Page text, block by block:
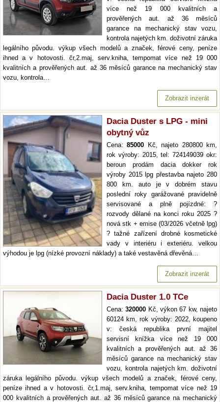
více než 19 000 kvalitních a
prověřených aut. až 36 měsíců
garance na mechanický stav vozu,
kontrola najetých km. doživotní záruka
legálního původu. výkup všech modelů a značek, férové ceny, peníze
ihned a v hotovosti. čr,2.maj, serv.kniha, tempomat více než 19 000
kvalitních a prověřených aut. až 36 měsíců garance na mechanický stav
vozu, kontrola…
Zobrazit inzerát
Dacia Duster s LPG - mini
obytný vůz
Cena:85000 Kč, najeto 280800 km,
rok výroby: 2015, tel: 724149039 okr:
beroun prodám dacia dokker rok
výroby 2015 lpg přestavba najeto 280
800 km. auto je v dobrém stavu
poslední roky garážované pravidelně
servisované a plně pojízdné: ?
rozvody dělané na konci roku 2025 ?
nová stk + emise (03/2026 včetně lpg)
? tažné zařízení drobné kosmetické
vady v interiéru i exteriéru. velkou
výhodou je lpg (nízké provozní náklady) a také vestavěná dřevěná…
Zobrazit inzerát
Dacia Duster 1.0 TCe
Cena:320000 Kč, výkon 67 kw, najeto
60124 km, rok výroby: 2022, koupeno
v: česká republika první majitel
servisní knížka více než 19 000
kvalitních a prověřených aut. až 36
měsíců garance na mechanický stav
vozu, kontrola najetých km. doživotní
záruka legálního původu. výkup všech modelů a značek, férové ceny,
peníze ihned a v hotovosti. čr,1.maj, serv.kniha, tempomat více než 19
000 kvalitních a prověřených aut. až 36 měsíců garance na mechanický